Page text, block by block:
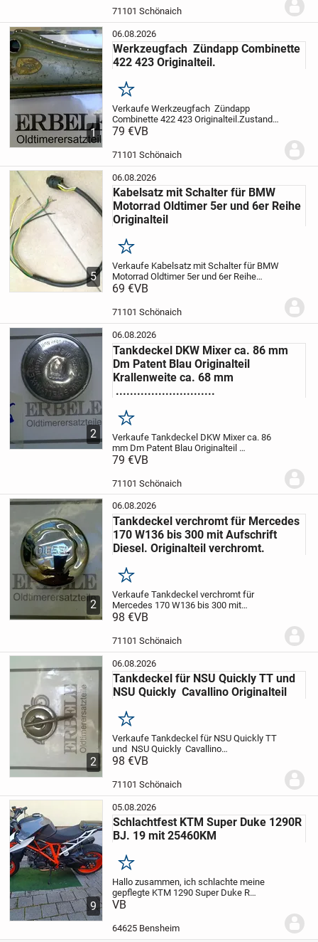
71101 Schönaich
1
06.08.2026
Werkzeugfach Zündapp Combinette
422 423 Originalteil.
Merken
Verkaufe Werkzeugfach Zündapp
Combinette 422 423 Originalteil.Zustand
siehe Bilder
79 €VB
71101 Schönaich
5
06.08.2026
Kabelsatz mit Schalter für BMW
Motorrad Oldtimer 5er und 6er Reihe
Originalteil
Merken
Verkaufe Kabelsatz mit Schalter für BMW
Motorrad Oldtimer 5er und 6er Reihe
Originalteil
69 €VB
71101 Schönaich
2
06.08.2026
Tankdeckel DKW Mixer ca. 86 mm
Dm Patent Blau Originalteil
Krallenweite ca. 68 mm
............................
Merken
Verkaufe Tankdeckel DKW Mixer ca. 86
mm Dm Patent Blau Originalteil
Krallenweite ca. 68 mm
plus Porto
79 €VB
71101 Schönaich
2
06.08.2026
Tankdeckel verchromt für Mercedes
170 W136 bis 300 mit Aufschrift
Diesel. Originalteil verchromt.
Merken
Verkaufe Tankdeckel verchromt für
Mercedes 170 W136 bis 300 mit
Aufschrift Diesel. Originalteil
an Packststation nur auf Anfrage
plus Porto
98 €VB
71101 Schönaich
2
06.08.2026
Tankdeckel für NSU Quickly TT und
NSU Quickly Cavallino Originalteil
Merken
Verkaufe Tankdeckel für NSU Quickly TT
und NSU Quickly Cavallino
Originalteil
kontrollieren.Zustand siehe
98 €VB
71101 Schönaich
9
05.08.2026
Schlachtfest KTM Super Duke 1290R
BJ. 19 mit 25460KM
Merken
Hallo zusammen, ich schlachte meine
gepflegte KTM 1290 Super Duke R
(Modelljahr 2019) mit einer
Wichtigste vorab: Das Motorrad hatte
VB
64625 Bensheim